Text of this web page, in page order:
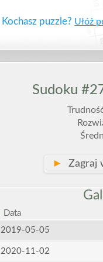
Kochasz puzzle? Ułóż
Sudoku
► Zagraj
Data
2019-05-05
2020-11-02